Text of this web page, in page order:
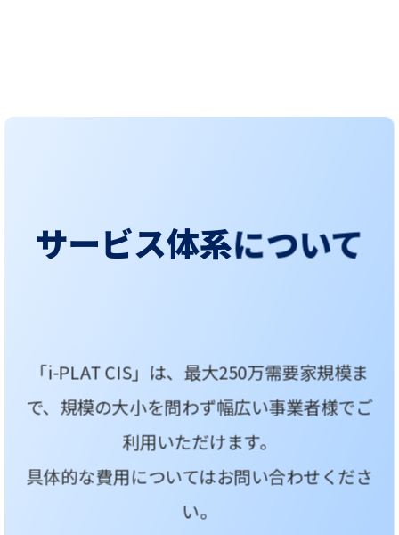
サービス体系について
「i-PLAT CIS」は、最大250万需要家規模ま
で、規模の大小を問わず幅広い事業者様でご
利用いただけます。
具体的な費用についてはお問い合わせくださ
い。